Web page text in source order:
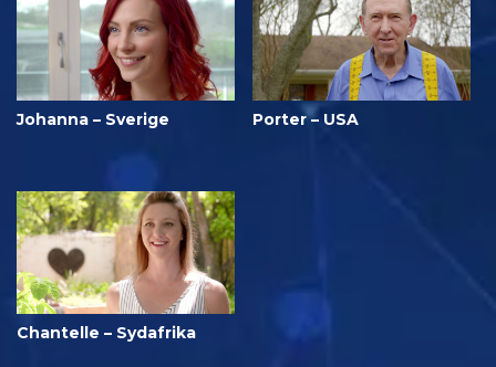
Johanna – Sverige Porter – USA
Chantelle – Sydafrika